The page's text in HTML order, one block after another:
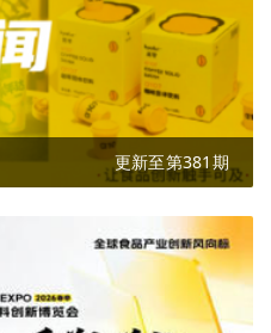
更新至第381期